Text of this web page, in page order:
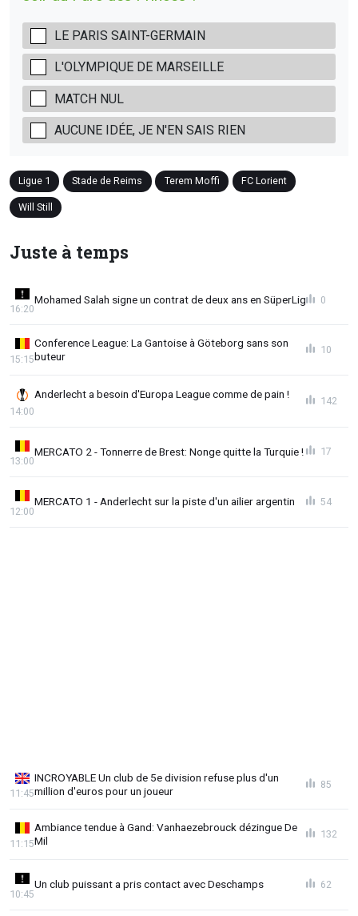
LE PARIS SAINT-GERMAIN
L'OLYMPIQUE DE MARSEILLE
MATCH NUL
AUCUNE IDÉE, JE N'EN SAIS RIEN
Ligue 1 Stade de Reims Terem Moffi FC Lorient
Will Still
Juste à temps
Mohamed Salah signe un contrat de deux ans en SüperLig
16:20
0
Conference League: La Gantoise à Göteborg sans son
buteur
15:15
10
Anderlecht a besoin d'Europa League comme de pain !
14:00
142
MERCATO 2 - Tonnerre de Brest: Nonge quitte la Turquie !
13:00
17
MERCATO 1 - Anderlecht sur la piste d'un ailier argentin
12:00
54
INCROYABLE Un club de 5e division refuse plus d'un
million d'euros pour un joueur
11:45
85
Ambiance tendue à Gand: Vanhaezebrouck dézingue De
Mil
11:15
132
Un club puissant a pris contact avec Deschamps
10:45
62